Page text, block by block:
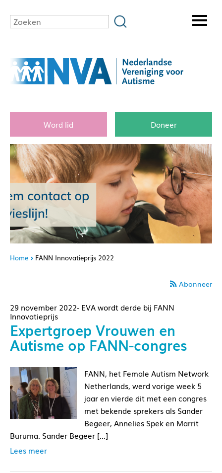
Word lid Doneer
Home FANN Innovatieprijs 2022
Abonneer
29 november 2022- EVA wordt derde bij FANN
Innovatieprijs
Expertgroep Vrouwen en
Autisme op FANN-congres
FANN, het Female Autism Network
Netherlands, werd vorige week 5
jaar en vierde dit met een congres
met bekende sprekers als Sander
Begeer, Annelies Spek en Marrit
Buruma. Sander Begeer […]
Lees meer